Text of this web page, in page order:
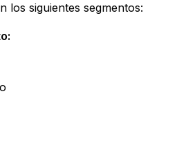
los siguientes segmentos: